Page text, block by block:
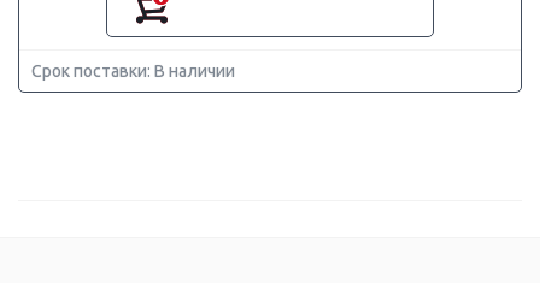
Срок поставки: В наличии